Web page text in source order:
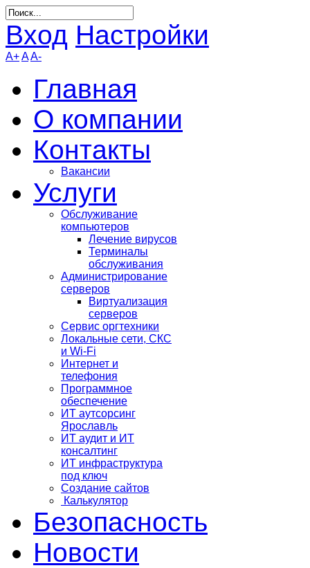
Вход Настройки
A+AA-
Главная
О компании
Контакты
Вакансии
Услуги
Обслуживание
компьютеров
Лечение вирусов
Терминалы
обслуживания
Администрирование
серверов
Виртуализация
серверов
Сервис оргтехники
Локальные сети, СКС
и Wi-Fi
Интернет и
телефония
Программное
обеспечение
ИТ аутсорсинг
Ярославль
ИТ аудит и ИТ
консалтинг
ИТ инфраструктура
под ключ
Создание сайтов
Калькулятор
Безопасность
Новости